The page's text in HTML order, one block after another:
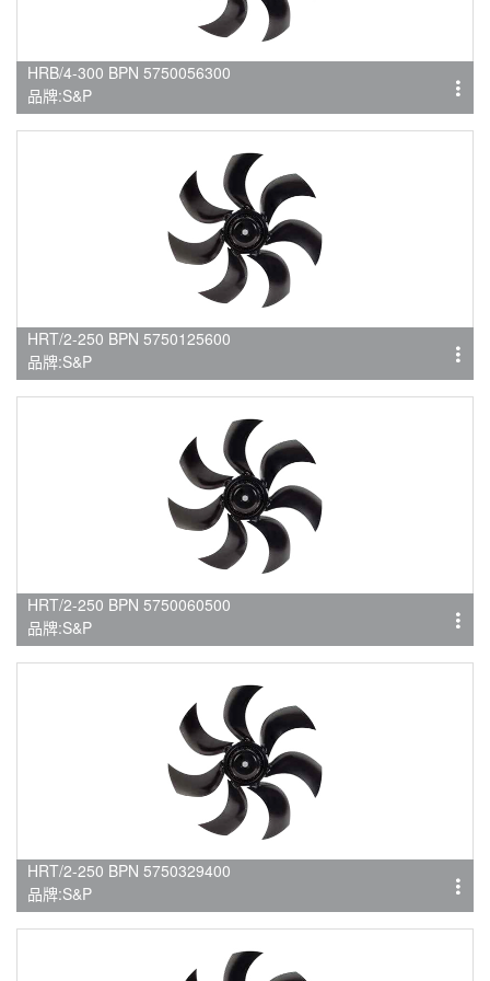
HRB/4-300 BPN 5750056300
品牌:S&P
HRT/2-250 BPN 5750125600
品牌:S&P
HRT/2-250 BPN 5750060500
品牌:S&P
HRT/2-250 BPN 5750329400
品牌:S&P